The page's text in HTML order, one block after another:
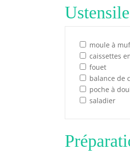
moule à
caissettes
fouet
balance de
poche à
saladier